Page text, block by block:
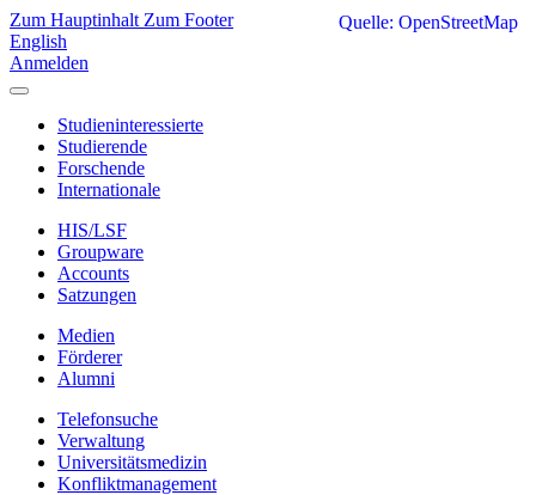
Zum Hauptinhalt Zum Footer
English
Anmelden
Studieninteressierte
Studierende
Forschende
Internationale
HIS/LSF
Groupware
Accounts
Satzungen
Medien
Förderer
Alumni
Telefonsuche
Verwaltung
Universitätsmedizin
Konfliktmanagement
Quelle: OpenStreetMap